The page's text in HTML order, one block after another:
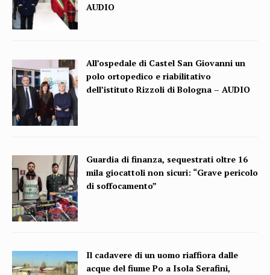
AUDIO
All’ospedale di Castel San Giovanni un
polo ortopedico e riabilitativo
dell’istituto Rizzoli di Bologna – AUDIO
Guardia di finanza, sequestrati oltre 16
mila giocattoli non sicuri: “Grave pericolo
di soffocamento”
Il cadavere di un uomo riaffiora dalle
acque del fiume Po a Isola Serafini,